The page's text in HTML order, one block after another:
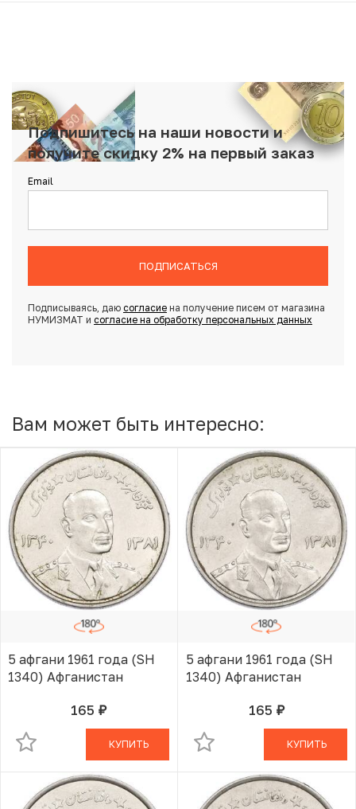
Подпишитесь на наши новости и
получите скидку 2% на первый заказ
Email
ПОДПИСАТЬСЯ
Подписываясь, даю согласиена получение писем от магазина
НУМИЗМАТ и согласие на обработку персональных данных
Вам может быть интересно:
5 афгани 1961 года (SH
1340) Афганистан
165 руб.В КОРЗИНЕ
КУПИТЬ
5 афгани 1961 года (SH
1340) Афганистан
165 руб.В КОРЗИНЕ
КУПИТЬ